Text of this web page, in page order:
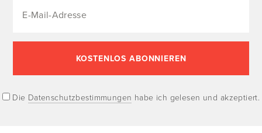
Die Datenschutzbestimmungen habe ich gelesen und akzeptiert.